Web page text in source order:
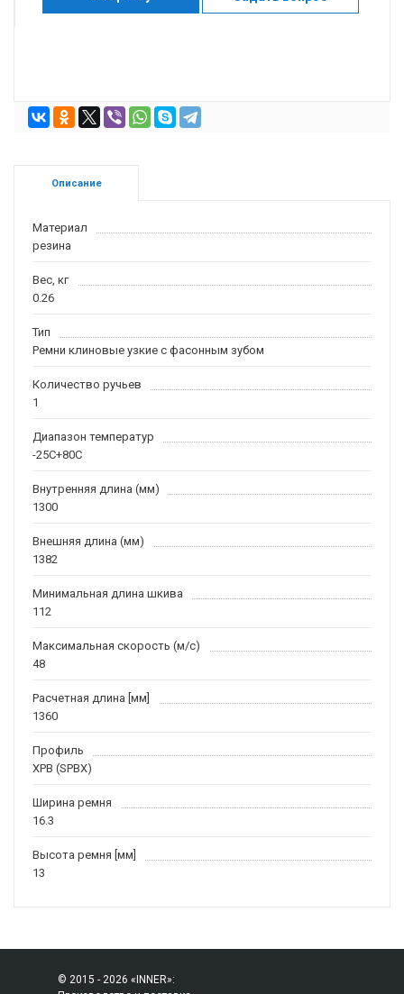
Описание
Материал
резина
Вес, кг
0.26
Тип
Ремни клиновые узкие с фасонным зубом
Количество ручьев
1
Диапазон температур
-25С+80С
Внутренняя длина (мм)
1300
Внешняя длина (мм)
1382
Минимальная длина шкива
112
Максимальная скорость (м/c)
48
Расчетная длина [мм]
1360
Профиль
XPB (SPBX)
Ширина ремня
16.3
Высота ремня [мм]
13
© 2015 - 2026 «INNER»: